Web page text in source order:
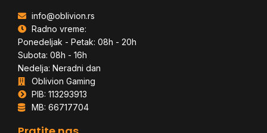
info@oblivion.rs
Radno vreme:
Ponedeljak - Petak: 08h - 20h
Subota: 08h - 16h
Nedelja: Neradni dan
Oblivion Gaming
PIB: 113293913
MB: 66717704